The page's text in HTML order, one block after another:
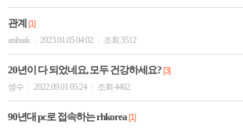
관계 [1]
anihsak
2023.01.05 04:02 조회 3512
20년이 다 되었네요, 모두 건강하세요?[3]
셍수
2022.09.01 05:24 조회 4462
90년대 pc로 접속하는 rhkorea[1]